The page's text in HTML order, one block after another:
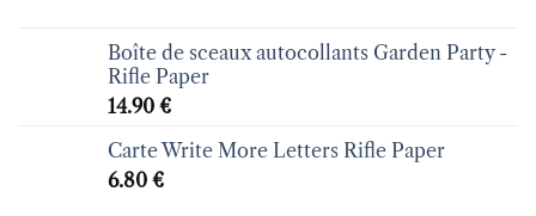
Boîte de sceaux autocollants Garden Party -
Rifle Paper
14.90 €
Carte Write More Letters Rifle Paper
6.80 €